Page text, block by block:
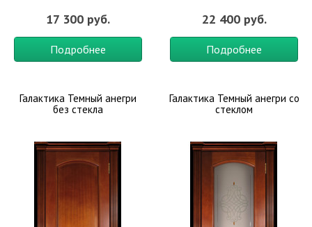
17 300 руб.
Подробнее
22 400 руб.
Подробнее
Галактика Темный анегри
без стекла
Галактика Темный анегри со
стеклом